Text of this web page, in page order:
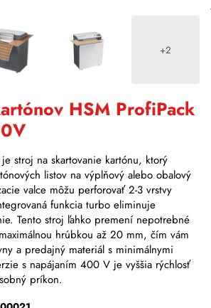
+2
HSM ProfiPack
stroj na skartovanie kartónu, ktorý
listov na výplňový alebo obalový
valce môžu perforovať 2-3 vrstvy
funkcia turbo eliminuje
Tento stroj ľahko premení nepotrebné
hrúbkou až 20 mm, čím vám
a predajný materiál s minimálnymi
s napájaním 400 V je vyššia rýchlosť
príkon.